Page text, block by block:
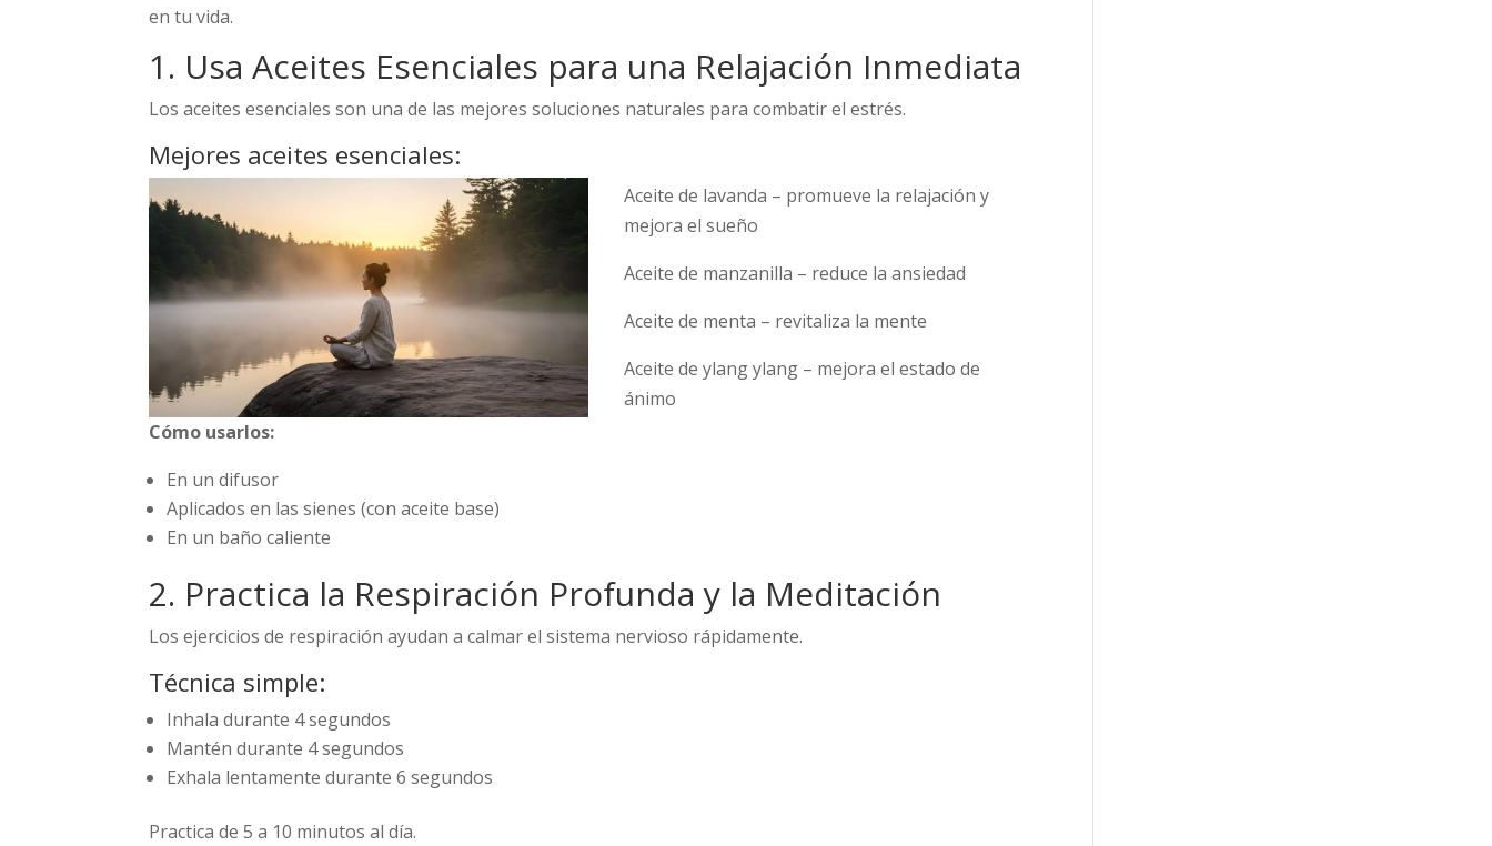
en tu vida.
1. Usa Aceites Esenciales para una Relajación Inmediata
Los aceites esenciales son una de las mejores soluciones naturales para combatir el estrés.
Mejores aceites esenciales:
Aceite de lavanda – promueve la relajación y
mejora el sueño
Aceite de manzanilla – reduce la ansiedad
Aceite de menta – revitaliza la mente
Aceite de ylang ylang – mejora el estado de
ánimo
Cómo usarlos:
En un difusor
Aplicados en las sienes (con aceite base)
En un baño caliente
2. Practica la Respiración Profunda y la Meditación
Los ejercicios de respiración ayudan a calmar el sistema nervioso rápidamente.
Técnica simple:
Inhala durante 4 segundos
Mantén durante 4 segundos
Exhala lentamente durante 6 segundos
Practica de 5 a 10 minutos al día.